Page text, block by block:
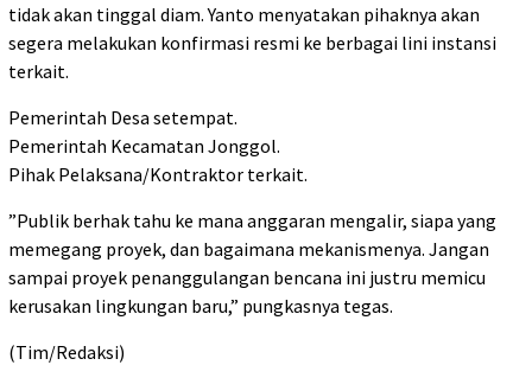
tidak akan tinggal diam. Yanto menyatakan pihaknya akan
segera melakukan konfirmasi resmi ke berbagai lini instansi
terkait.
​Pemerintah Desa setempat.
​Pemerintah Kecamatan Jonggol.
​Pihak Pelaksana/Kontraktor terkait.
​”Publik berhak tahu ke mana anggaran mengalir, siapa yang
memegang proyek, dan bagaimana mekanismenya. Jangan
sampai proyek penanggulangan bencana ini justru memicu
kerusakan lingkungan baru,” pungkasnya tegas.
(Tim/​Redaksi)